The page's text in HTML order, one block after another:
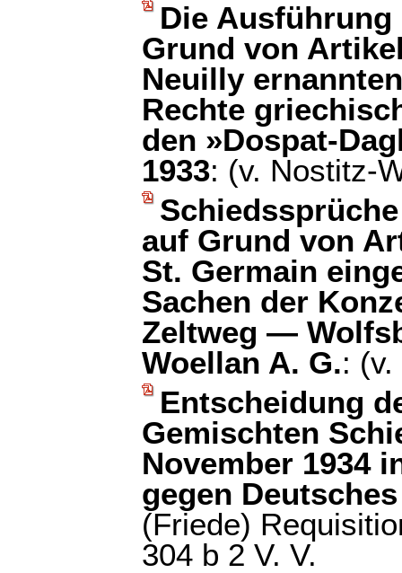
Die
Grund von
Neuilly
Rechte
den »Dospat-
1933: (v. Nostitz-
auf Grund von
St. Germain
Sachen der
Zeltweg —
Woellan A. G.:
Entscheidung
Gemischten
November 1934
gegen
(Friede)
304 b 2 V. V.